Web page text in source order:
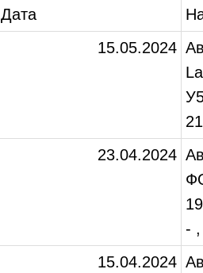
Дата
15.05.2024
23.04.2024
- ,
15.04.2024